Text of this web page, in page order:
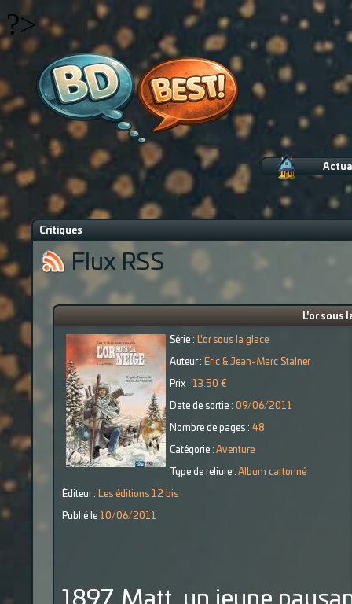
?>
Critiques
Flux RSS
L'or sous
Série : L'or sous la glace
Auteur : Eric & Jean-Marc Stalner
Prix : 13.50 €
Date de sortie : 09/06/2011
Nombre de pages : 48
Catégorie : Aventure
Type de reliure : Album cartonné
Éditeur : Les éditions 12 bis
Publié le 10/06/2011